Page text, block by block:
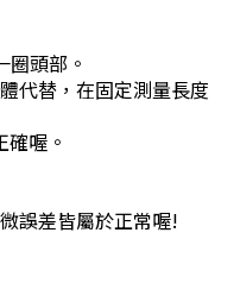
頭部。
代替，在固定測量長度
喔。
誤差皆屬於正常喔!